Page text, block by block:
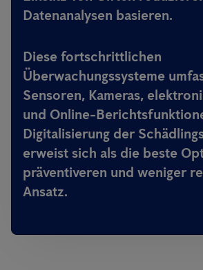
Datenanalysen basieren.
Diese fortschrittlichen
Überwachungssysteme
Sensoren, Kameras,
und Online-
Digitalisierung der
erweist sich als die beste
präventiveren und weniger
Ansatz.